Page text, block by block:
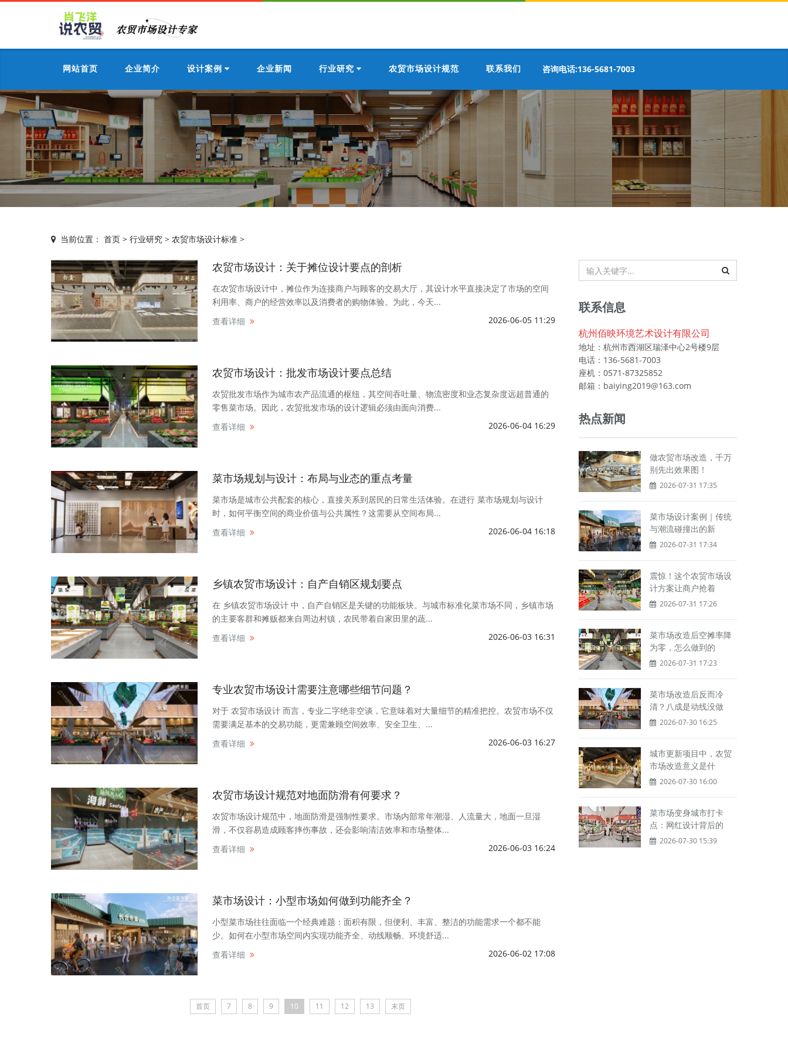
网站首页 企业简介 设计案例 企业新闻 行业研究 农贸市场设计规范 联系我们 咨询电话:136-5681-7003
当前位置： 首页 > 行业研究 > 农贸市场设计标准 >
农贸市场设计：关于摊位设计要点的剖析
在农贸市场设计中，摊位作为连接商户与顾客的交易大厅，其设计水平直接决定了市场的空间
利用率、商户的经营效率以及消费者的购物体验。为此，今天...
查看详细
2026-06-05 11:29
农贸市场设计：批发市场设计要点总结
农贸批发市场作为城市农产品流通的枢纽，其空间吞吐量、物流密度和业态复杂度远超普通的
零售菜市场。因此，农贸批发市场的设计逻辑必须由面向消费...
查看详细
2026-06-04 16:29
菜市场规划与设计：布局与业态的重点考量
菜市场是城市公共配套的核心，直接关系到居民的日常生活体验。在进行 菜市场规划与设计
时，如何平衡空间的商业价值与公共属性？这需要从空间布局...
查看详细
2026-06-04 16:18
乡镇农贸市场设计：自产自销区规划要点
在 乡镇农贸市场设计 中，自产自销区是关键的功能板块。与城市标准化菜市场不同，乡镇市场
的主要客群和摊贩都来自周边村镇，农民带着自家田里的蔬...
查看详细
2026-06-03 16:31
专业农贸市场设计需要注意哪些细节问题？
对于 农贸市场设计 而言，专业二字绝非空谈，它意味着对大量细节的精准把控。农贸市场不仅
需要满足基本的交易功能，更需兼顾空间效率、安全卫生、...
查看详细
2026-06-03 16:27
农贸市场设计规范对地面防滑有何要求？
农贸市场设计规范中，地面防滑是强制性要求。市场内部常年潮湿、人流量大，地面一旦湿
滑，不仅容易造成顾客摔伤事故，还会影响清洁效率和市场整体...
查看详细
2026-06-03 16:24
菜市场设计：小型市场如何做到功能齐全？
小型菜市场往往面临一个经典难题：面积有限，但便利、丰富、整洁的功能需求一个都不能
少。如何在小型市场空间内实现功能齐全、动线顺畅、环境舒适...
查看详细
2026-06-02 17:08
首页 7 8 9 10 11 12 13 末页
联系信息
杭州佰映环境艺术设计有限公司
地址：杭州市西湖区瑞泽中心2号楼9层
电话：136-5681-7003
座机：0571-87325852
邮箱：baiying2019@163.com
热点新闻
做农贸市场改造，千万
别先出效果图！
2026-07-31 17:35
菜市场设计案例｜传统
与潮流碰撞出的新
2026-07-31 17:34
震惊！这个农贸市场设
计方案让商户抢着
2026-07-31 17:26
菜市场改造后空摊率降
为零，怎么做到的
2026-07-31 17:23
菜市场改造后反而冷
清？八成是动线没做
2026-07-30 16:25
城市更新项目中，农贸
市场改造意义是什
2026-07-30 16:00
菜市场变身城市打卡
点：网红设计背后的
2026-07-30 15:39